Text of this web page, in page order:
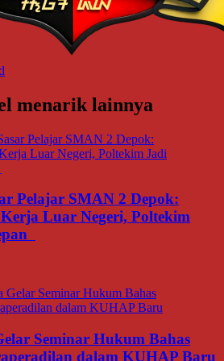
menarik lainnya
Pelajar SMAN 2 Depok:
Luar Negeri, Poltekim
Seminar Hukum Bahas
dalam KUHAP Baru